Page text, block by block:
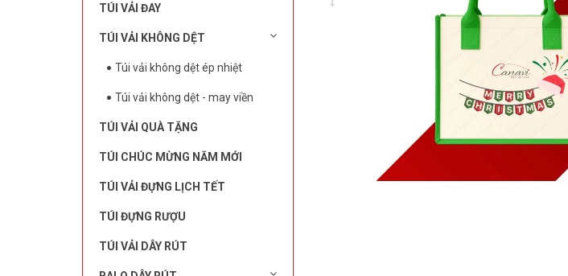
TÚI VẢI ĐAY
TÚI VẢI KHÔNG DỆT
Túi vải không dệt ép nhiệt
Túi vải không dệt - may viền
TÚI VẢI QUÀ TẶNG
TÚI CHÚC MỪNG NĂM MỚI
TÚI VẢI ĐỰNG LỊCH TẾT
TÚI ĐỰNG RƯỢU
TÚI VẢI DÂY RÚT